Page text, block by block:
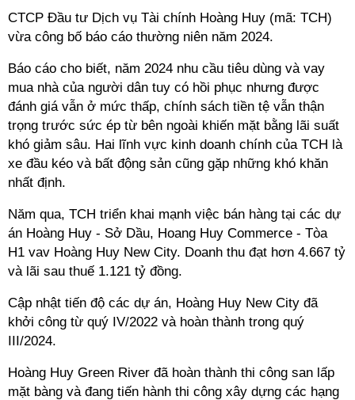
CTCP Đầu tư Dịch vụ Tài chính Hoàng Huy (mã: TCH)
vừa công bố báo cáo thường niên năm 2024.
Báo cáo cho biết, năm 2024 nhu cầu tiêu dùng và vay
mua nhà của người dân tuy có hồi phục nhưng được
đánh giá vẫn ở mức thấp, chính sách tiền tệ vẫn thận
trọng trước sức ép từ bên ngoài khiến mặt bằng lãi suất
khó giảm sâu. Hai lĩnh vực kinh doanh chính của TCH là
xe đầu kéo và bất động sản cũng gặp những khó khăn
nhất định.
Năm qua, TCH triển khai mạnh việc bán hàng tại các dự
án Hoàng Huy - Sở Dầu, Hoang Huy Commerce - Tòa
H1 vav Hoàng Huy New City. Doanh thu đạt hơn 4.667 tỷ
và lãi sau thuế 1.121 tỷ đồng.
Cập nhật tiến độ các dự án, Hoàng Huy New City đã
khởi công từ quý IV/2022 và hoàn thành trong quý
III/2024.
Hoàng Huy Green River đã hoàn thành thi công san lấp
mặt bàng và đang tiến hành thi công xây dựng các hạng